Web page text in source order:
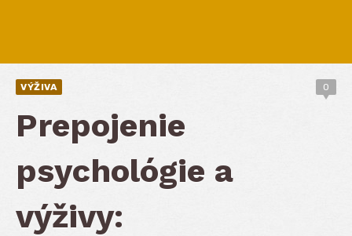
VÝŽIVA 0
Prepojenie
psychológie a
výživy: